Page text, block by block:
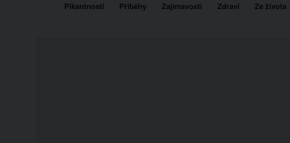
Pikantnosti Příběhy Zajímavosti Zdraví Ze života